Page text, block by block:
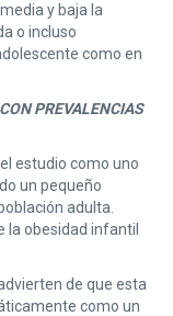
y baja la
o incluso
como en
PREVALENCIAS
estudio como uno
un pequeño
adulta.
la obesidad infantil
de que esta
como un